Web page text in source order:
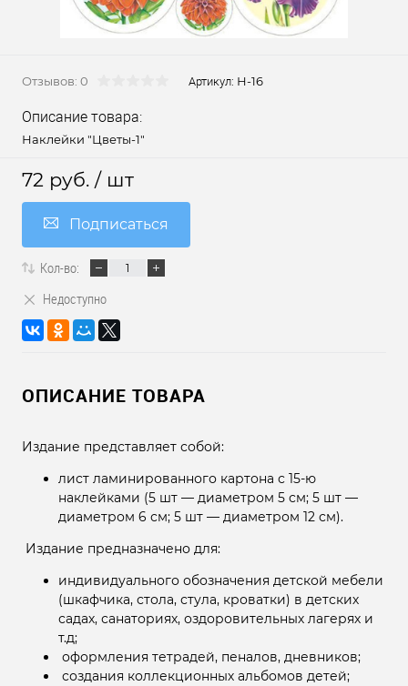
Отзывов: 0 Артикул: Н-16
Описание товара:
Наклейки "Цветы-1"
72 руб. / шт
Подписаться
Кол-во:
Недоступно
ОПИСАНИЕ ТОВАРА
Издание представляет собой:
лист ламинированного картона с 15-ю
наклейками (5 шт — диаметром 5 см; 5 шт —
диаметром 6 см; 5 шт — диаметром 12 см).
Издание предназначено для:
индивидуального обозначения детской мебели
(шкафчика, стола, стула, кроватки) в детских
садах, санаториях, оздоровительных лагерях и
т.д;
оформления тетрадей, пеналов, дневников;
создания коллекционных альбомов детей;